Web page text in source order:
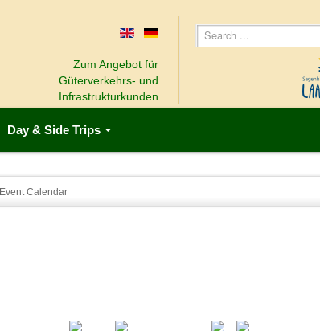
Zum Angebot für
Güterverkehrs- und
Infrastrukturkunden
Day & Side Trips
Event Calendar